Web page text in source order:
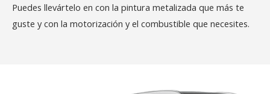
Puedes llevártelo en con la pintura metalizada que más te
guste y con la motorización y el combustible que necesites.